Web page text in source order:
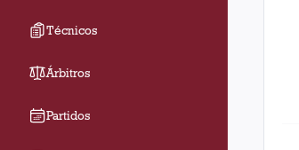
Técnicos
Árbitros
Partidos